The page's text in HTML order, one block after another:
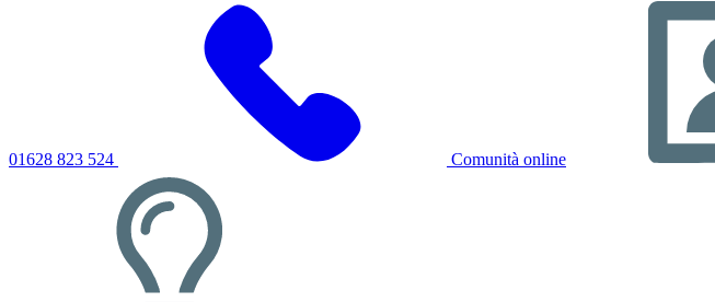
01628 823 524 Comunità online